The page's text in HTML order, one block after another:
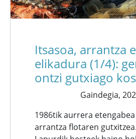
Itsasoa, arrantza
elikadura (1/4):
ontzi gutxiago
Gaindegia,
1986tik aurrera
arrantza flotaren